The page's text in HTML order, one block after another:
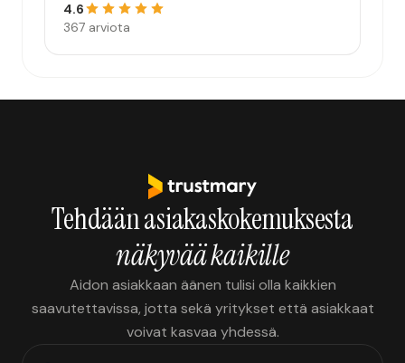
4.6
367 arviota
Tehdään asiakaskokemuksesta
näkyvää kaikille
Aidon asiakkaan äänen tulisi olla kaikkien
saavutettavissa, jotta sekä yritykset että asiakkaat
voivat kasvaa yhdessä.